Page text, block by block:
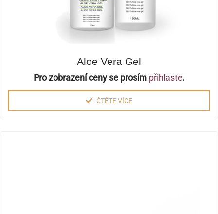
Aloe Vera Gel
Pro zobrazení ceny se prosím přihlaste.
ČTĚTE VÍCE